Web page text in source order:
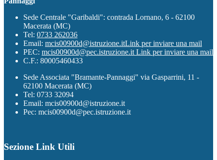
Sede Centrale "Garibaldi": contrada Lornano, 6 - 62100
Macerata (MC)
Tel: 0733 262036
Email: mcis00900d@istruzione.itLink per inviare una mail
PEC: mcis00900d@pec.istruzione.it Link per inviare una mail
C.F.: 80005460433
Sede Associata "Bramante-Pannaggi" via Gasparrini, 11 -
62100 Macerata (MC)
Tel: 0733 32094
Email: mcis00900d@istruzione.it
Pec: mcis00900d@pec.istruzione.it
Sezione Link Utili